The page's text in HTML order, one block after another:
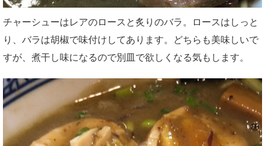
チャーシューはレアのロースと炙りのバラ。ロースはしっと
り、バラは胡椒で味付けしてあります。どちらも美味しいで
すが、煮干し味になるので別皿で欲しくなる気もします。